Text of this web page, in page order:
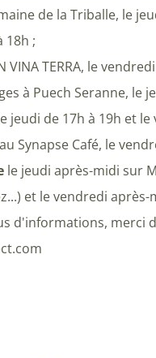
de la Triballe, le
18h ;
VINA TERRA, le
à Puech Seranne, le
jeudi de 17h à 19h et
Synapse Café, le
le jeudi après-midi sur
et le vendredi
d'informations, merci